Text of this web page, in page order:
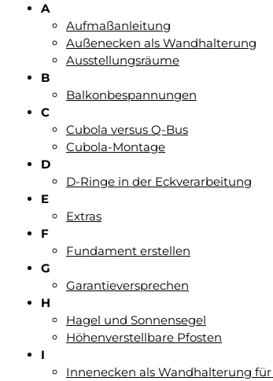
A
Aufmaßanleitung
Außenecken als Wandhalterung
Ausstellungsräume
B
Balkonbespannungen
C
Cubola versus Q-Bus
Cubola-Montage
D
D-Ringe in der Eckverarbeitung
E
Extras
F
Fundament erstellen
G
Garantieversprechen
H
Hagel und Sonnensegel
Höhenverstellbare Pfosten
I
Innenecken als Wandhalterung für